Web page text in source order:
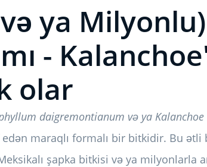
ya Milyonlu)
-
olar
daigremontianum və ya
maraqlı formalı bir bitkidir. Bu
şapka bitkisi və ya milyonlarla